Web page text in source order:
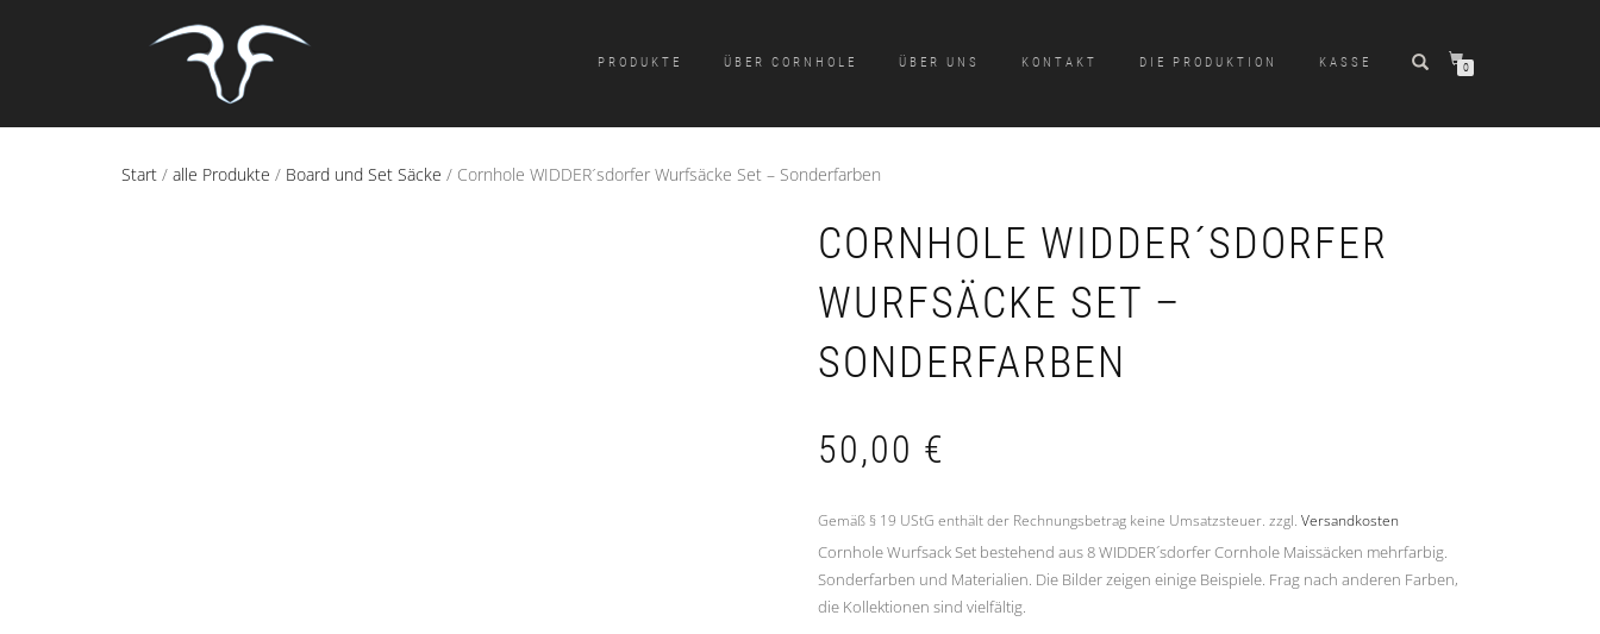
PRODUKTE ÜBER CORNHOLE ÜBER UNS KONTAKT DIE PRODUKTION KASSE 0
Start / alle Produkte / Board und Set Säcke / Cornhole WIDDER´sdorfer Wurfsäcke Set – Sonderfarben
CORNHOLE WIDDER´SDORFER
WURFSÄCKE SET –
SONDERFARBEN
50,00 €
Gemäß § 19 UStG enthält der Rechnungsbetrag keine Umsatzsteuer. zzgl. Versandkosten
Cornhole Wurfsack Set bestehend aus 8 WIDDER´sdorfer Cornhole Maissäcken mehrfarbig.
Sonderfarben und Materialien. Die Bilder zeigen einige Beispiele. Frag nach anderen Farben,
die Kollektionen sind vielfältig.